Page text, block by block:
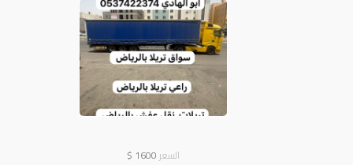
السعر 1600
$